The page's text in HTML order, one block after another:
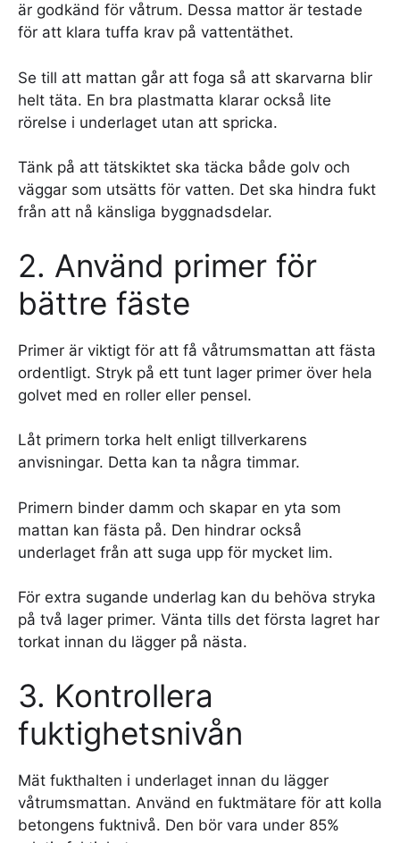
är godkänd för våtrum. Dessa mattor är testade
för att klara tuffa krav på vattentäthet.
Se till att mattan går att foga så att skarvarna blir
helt täta. En bra plastmatta klarar också lite
rörelse i underlaget utan att spricka.
Tänk på att tätskiktet ska täcka både golv och
väggar som utsätts för vatten. Det ska hindra fukt
från att nå känsliga byggnadsdelar.
2. Använd primer för
bättre fäste
Primer är viktigt för att få våtrumsmattan att fästa
ordentligt. Stryk på ett tunt lager primer över hela
golvet med en roller eller pensel.
Låt primern torka helt enligt tillverkarens
anvisningar. Detta kan ta några timmar.
Primern binder damm och skapar en yta som
mattan kan fästa på. Den hindrar också
underlaget från att suga upp för mycket lim.
För extra sugande underlag kan du behöva stryka
på två lager primer. Vänta tills det första lagret har
torkat innan du lägger på nästa.
3. Kontrollera
fuktighetsnivån
Mät fukthalten i underlaget innan du lägger
våtrumsmattan. Använd en fuktmätare för att kolla
betongens fuktnivå. Den bör vara under 85%